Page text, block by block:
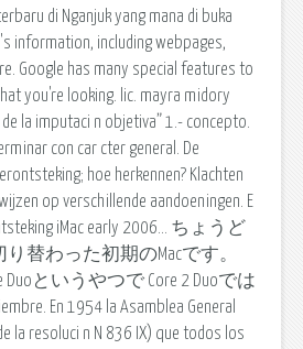
di Nganjuk yang mana di buka
information, including webpages,
Google has many special features to
you're looking. lic. mayra midory
la imputaci n objetiva” 1.- concepto.
con car cter general. De
hoe herkennen? Klachten
op verschillende aandoeningen. E
iMac early 2006… ちょうど
り替わった初期のMacです。
Duoというやつで Core 2 Duoでは
En 1954 la Asamblea General
la resoluci n N 836 IX) que todos los